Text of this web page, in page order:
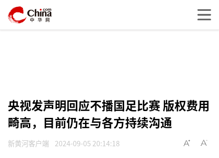
央视发声明回应不播国足比赛 版权费用
畸高，目前仍在与各方持续沟通
新黄河客户端 2024-09-05 20:14:18